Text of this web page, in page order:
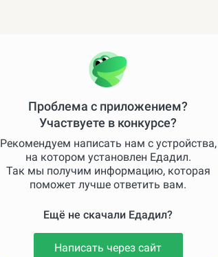
Проблема с приложением?
Участвуете в конкурсе?
Рекомендуем написать нам с устройства,
на котором установлен Едадил.
Так мы получим информацию, которая
поможет лучше ответить вам.
Ещё не скачали Едадил?
Написать через сайт